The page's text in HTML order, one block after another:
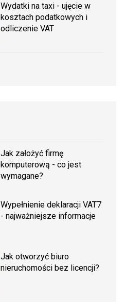
Wydatki na taxi - ujęcie w
kosztach podatkowych i
odliczenie VAT
Jak założyć firmę
komputerową - co jest
wymagane?
Wypełnienie deklaracji VAT7
- najważniejsze informacje
Jak otworzyć biuro
nieruchomości bez licencji?